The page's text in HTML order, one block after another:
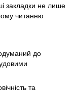
закладки не лише
читанню
до
та